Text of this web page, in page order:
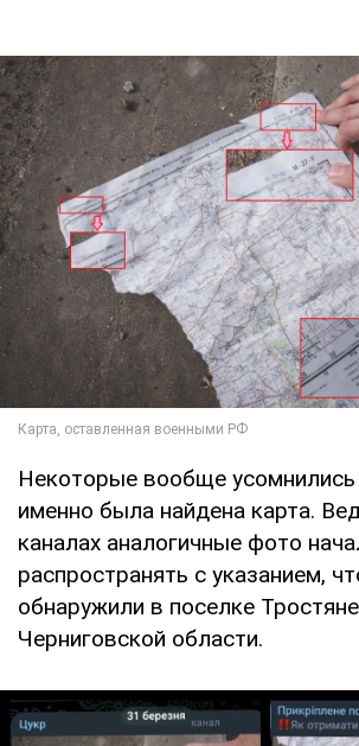
Некоторые вообще усомнились
именно была найдена карта.
каналах аналогичные фото
распространять с указанием,
обнаружили в поселке
Черниговской области.